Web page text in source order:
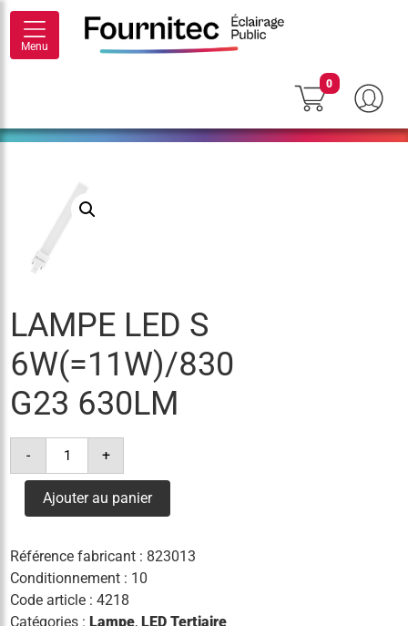
Menu
0
LAMPE LED S
6W(=11W)/830
G23 630LM
-
quantité
lampe
s
6w(=11w)/830
+
Ajouter au panier
Référence fabricant : 823013
Conditionnement : 10
Code article :4218
Catégories : Lampe, LED Tertiaire